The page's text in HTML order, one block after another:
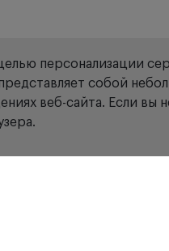
персонализации
собой
веб-сайта. Если вы